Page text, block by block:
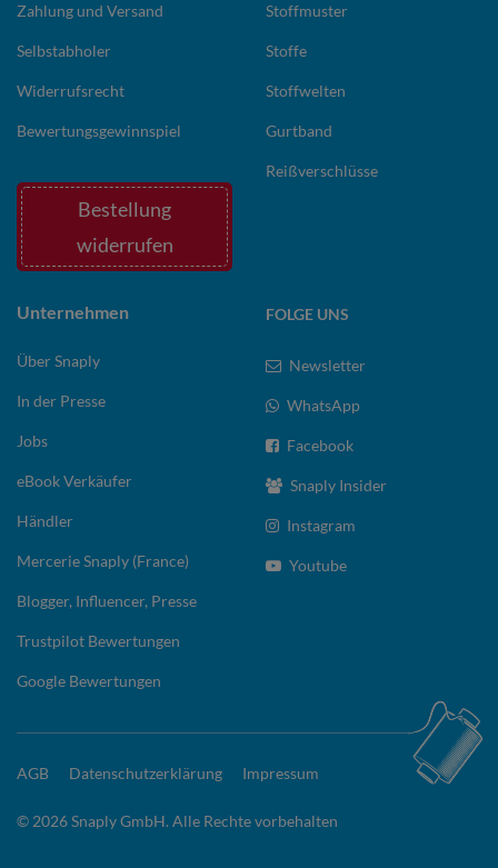
Zahlung und Versand
Selbstabholer
Widerrufsrecht
Bewertungsgewinnspiel
Bestellung
widerrufen
Stoffmuster
Stoffe
Stoffwelten
Gurtband
Reißverschlüsse
Unternehmen
Über Snaply
In der Presse
Jobs
eBook Verkäufer
Händler
Mercerie Snaply (France)
Blogger, Influencer, Presse
Trustpilot Bewertungen
Google Bewertungen
FOLGE UNS
Newsletter
WhatsApp
Facebook
Snaply Insider
Instagram
Youtube
AGB Datenschutzerklärung Impressum
© 2026 Snaply GmbH. Alle Rechte vorbehalten